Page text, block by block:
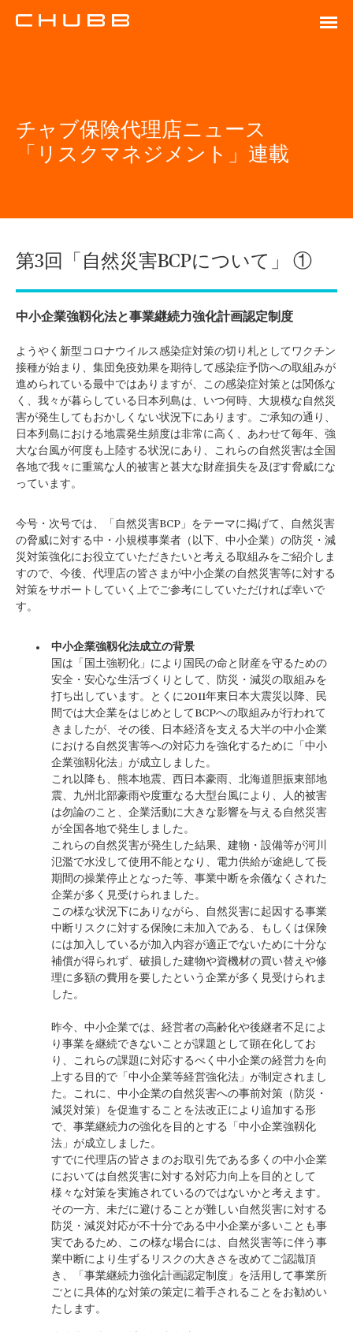
チャブ保険代理店ニュース
「リスクマネジメント」連載
第3回「自然災害BCPについて」 ①
中小企業強靱化法と事業継続力強化計画認定制度
ようやく新型コロナウイルス感染症対策の切り札としてワクチン
接種が始まり、集団免疫効果を期待して感染症予防への取組みが
進められている最中ではありますが、この感染症対策とは関係な
く、我々が暮らしている日本列島は、いつ何時、大規模な自然災
害が発生してもおかしくない状況下にあります。ご承知の通り、
日本列島における地震発生頻度は非常に高く、あわせて毎年、強
大な台風が何度も上陸する状況にあり、これらの自然災害は全国
各地で我々に重篤な人的被害と甚大な財産損失を及ぼす脅威にな
っています。
今号・次号では、「自然災害BCP」をテーマに掲げて、自然災害
の脅威に対する中・小規模事業者（以下、中小企業）の防災・減
災対策強化にお役立ていただきたいと考える取組みをご紹介しま
すので、今後、代理店の皆さまが中小企業の自然災害等に対する
対策をサポートしていく上でご参考にしていただければ幸いで
す。
中小企業強靱化法成立の背景
国は「国土強靭化」により国民の命と財産を守るための
安全・安心な生活づくりとして、防災・減災の取組みを
打ち出しています。とくに2011年東日本大震災以降、民
間では大企業をはじめとしてBCPへの取組みが行われて
きましたが、その後、日本経済を支える大半の中小企業
における自然災害等への対応力を強化するために「中小
企業強靱化法」が成立しました。
これ以降も、熊本地震、西日本豪雨、北海道胆振東部地
震、九州北部豪雨や度重なる大型台風により、人的被害
は勿論のこと、企業活動に大きな影響を与える自然災害
が全国各地で発生しました。
これらの自然災害が発生した結果、建物・設備等が河川
氾濫で水没して使用不能となり、電力供給が途絶して長
期間の操業停止となった等、事業中断を余儀なくされた
企業が多く見受けられました。
この様な状況下にありながら、自然災害に起因する事業
中断リスクに対する保険に未加入である、もしくは保険
には加入しているが加入内容が適正でないために十分な
補償が得られず、破損した建物や資機材の買い替えや修
理に多額の費用を要したという企業が多く見受けられま
した。
昨今、中小企業では、経営者の高齢化や後継者不足によ
り事業を継続できないことが課題として顕在化してお
り、これらの課題に対応するべく中小企業の経営力を向
上する目的で「中小企業等経営強化法」が制定されまし
た。これに、中小企業の自然災害への事前対策（防災・
減災対策）を促進することを法改正により追加する形
で、事業継続力の強化を目的とする「中小企業強靱化
法」が成立しました。
すでに代理店の皆さまのお取引先である多くの中小企業
においては自然災害に対する対応力向上を目的として
様々な対策を実施されているのではないかと考えます。
その一方、未だに避けることが難しい自然災害に対する
防災・減災対応が不十分である中小企業が多いことも事
実であるため、この様な場合には、自然災害等に伴う事
業中断により生ずるリスクの大きさを改めてご認識頂
き、「事業継続力強化計画認定制度」を活用して事業所
ごとに具体的な対策の策定に着手されることをお勧めい
たします。